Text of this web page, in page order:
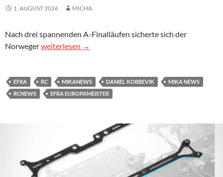
1. AUGUST 2026 MICHA
Nach drei spannenden A-Finalläufen sicherte sich der
NorwegerEin Norweger holt den EFRA
weiterlesen →
EFRA RC MIKANEWS DANIEL KOBBEVIK
MIKA NEWS
RCNEWS
EFRA EUROPAMEISTER